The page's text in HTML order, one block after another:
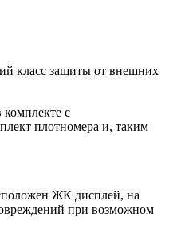
класс защиты от внешних
с
плотномера и, таким
ЖК дисплей, на
при возможном